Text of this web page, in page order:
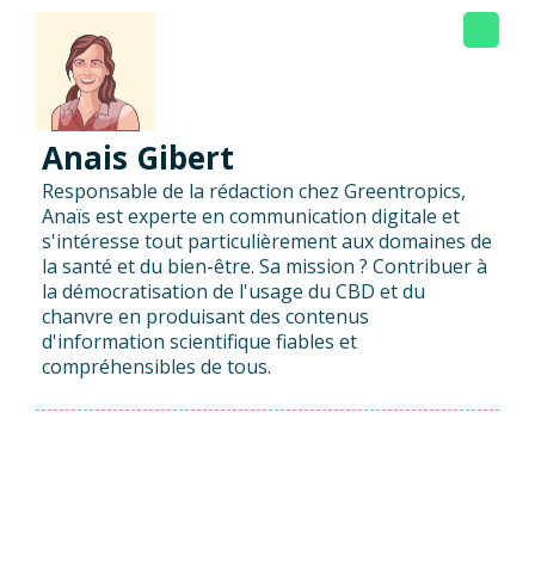
Anais Gibert
Responsable de la rédaction chez Greentropics,
Anaïs est experte en communication digitale et
s'intéresse tout particulièrement aux domaines de
la santé et du bien-être. Sa mission ? Contribuer à
la démocratisation de l'usage du CBD et du
chanvre en produisant des contenus
d'information scientifique fiables et
compréhensibles de tous.